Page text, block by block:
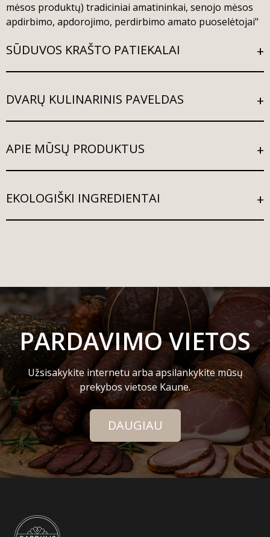
mėsos produktų) tradiciniai amatininkai, senojo mėsos
apdirbimo, apdorojimo, perdirbimo amato puoselėtojai"
SŪDUVOS KRAŠTO PATIEKALAI
DVARŲ KULINARINIS PAVELDAS
APIE MŪSŲ PRODUKTUS
EKOLOGIŠKI INGREDIENTAI
PARDAVIMO VIETOS
Užsisakykite internetu arba apsilankykite mūsų
prekybos vietose Kaune.
DAUGIAU